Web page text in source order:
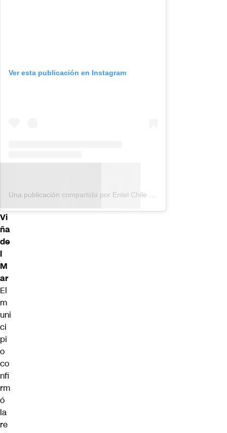
Ver esta publicación en Instagram
Vi
ña
de
l
M
ar
El
m
uni
ci
pi
o
co
nfi
rm
ó
la
re